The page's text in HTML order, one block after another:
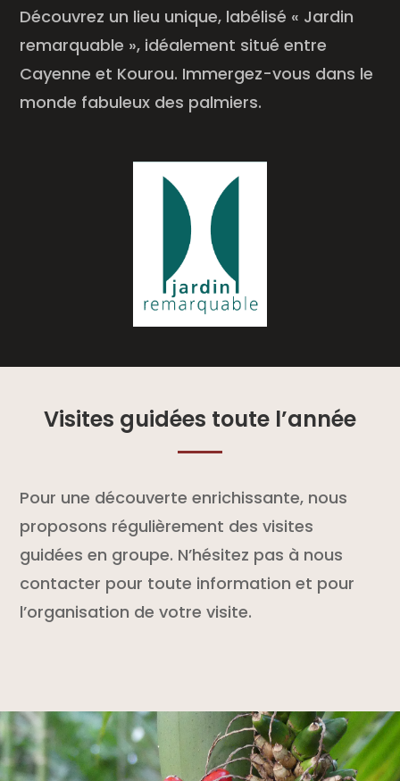
Découvrez un lieu unique, labélisé « Jardin
remarquable », idéalement situé entre
Cayenne et Kourou. Immergez-vous dans le
monde fabuleux des palmiers.
Visites guidées toute l’année
Pour une découverte enrichissante, nous
proposons régulièrement des visites
guidées en groupe. N’hésitez pas à nous
contacter pour toute information et pour
l’organisation de votre visite.